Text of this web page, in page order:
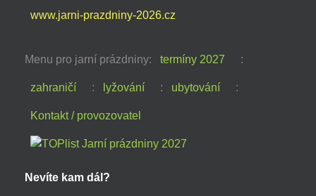
www.jarni-prazdniny-2026.cz
Menu pro jarní prázdniny: termíny 2027 :
zahraničí : lyžování : ubytování :
Kontakt / provozovatel
Nevíte kam dál?